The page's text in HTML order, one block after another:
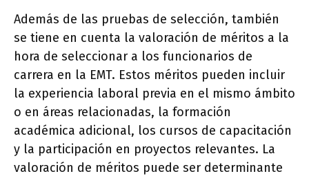
Además de las pruebas de selección, también
se tiene en cuenta la valoración de méritos a la
hora de seleccionar a los funcionarios de
carrera en la EMT. Estos méritos pueden incluir
la experiencia laboral previa en el mismo ámbito
o en áreas relacionadas, la formación
académica adicional, los cursos de capacitación
y la participación en proyectos relevantes. La
valoración de méritos puede ser determinante